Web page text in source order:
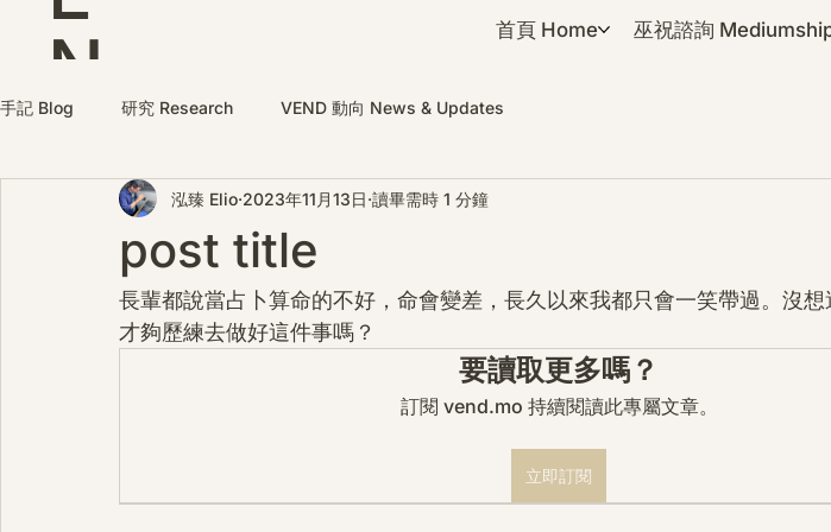
N
D
首頁 Home 巫祝諮詢
手記 Blog 研究 Research VEND 動向 News & Updates
post title
泓臻 Elio 2023年11月13日 讀畢需時 1 分鐘
長輩都說當占卜算命的不好，命會變差，長久以來我都只會一笑帶過。沒想
才夠歷練去做好這件事嗎？
要讀取更多嗎？
訂閱 vend.mo 持續閱讀此專屬文章。
立即訂閱